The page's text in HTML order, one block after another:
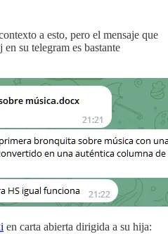
a esto, pero el mensaje que
su telegram es bastante
en carta abierta dirigida a su hija: